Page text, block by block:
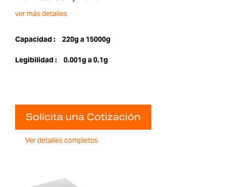
ver más detalles
Capacidad : 220g a 15000g
Legibilidad : 0.001g a 0.1g
Solicita una Cotización
Ver detalles completos